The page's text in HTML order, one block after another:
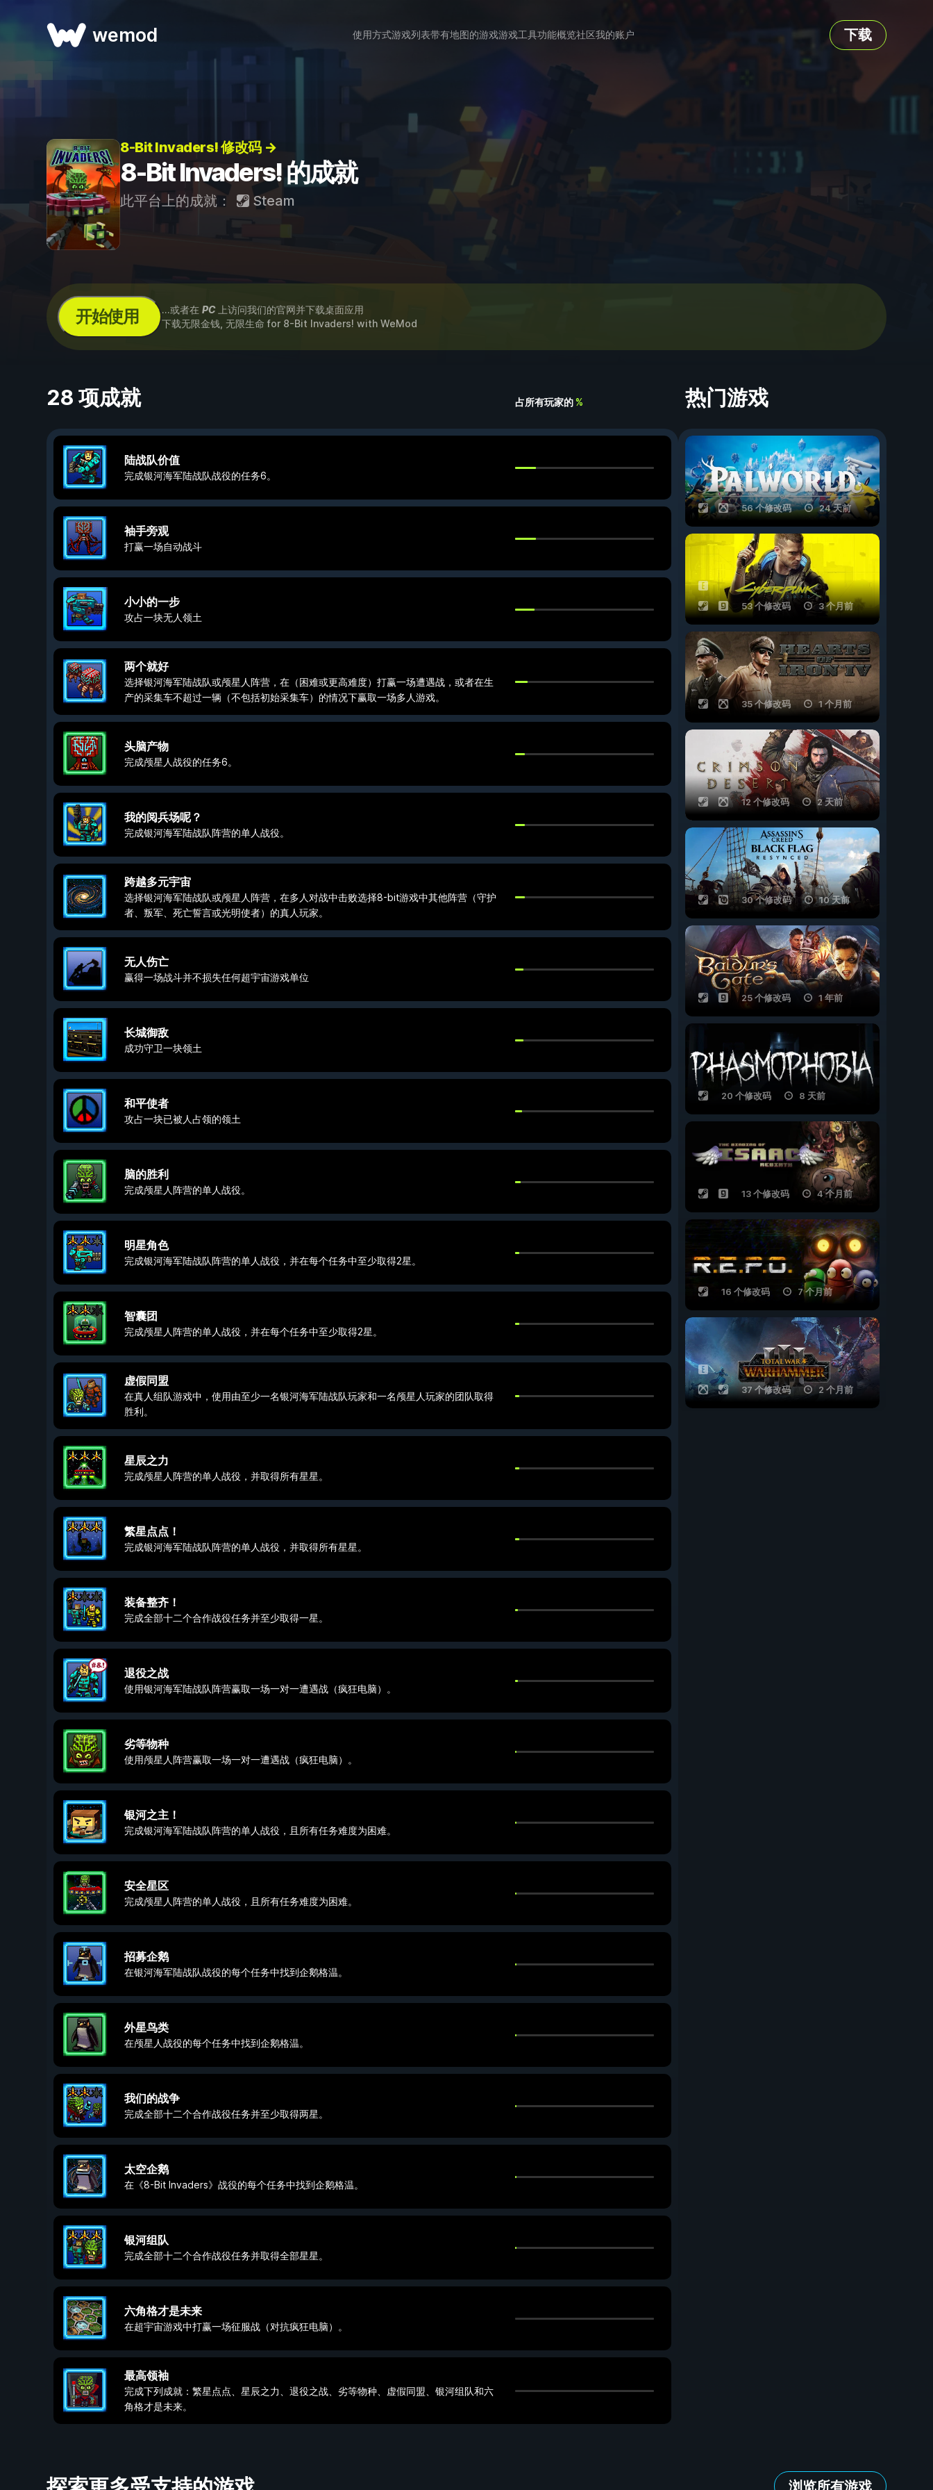
wemod 使用方式游戏列表带有地图的游戏游戏工具功能概览社区我的账户 下载
8-Bit Invaders! 修改码 →
8-Bit Invaders! 的成就
此平台上的成就： Steam
开始使用 ...或者在 PC上访问我们的官网并下载桌面应用
下载无限金钱, 无限生命 for 8-Bit Invaders! with WeMod
28 项成就 占所有玩家的%
陆战队价值
完成银河海军陆战队战役的任务6。
袖手旁观
打赢一场自动战斗
小小的一步
攻占一块无人领土
两个就好
选择银河海军陆战队或颅星人阵营，在（困难或更高难度）打赢一场遭遇战，或者在生
产的采集车不超过一辆（不包括初始采集车）的情况下赢取一场多人游戏。
头脑产物
完成颅星人战役的任务6。
我的阅兵场呢？
完成银河海军陆战队阵营的单人战役。
跨越多元宇宙
选择银河海军陆战队或颅星人阵营，在多人对战中击败选择8-bit游戏中其他阵营（守护
者、叛军、死亡誓言或光明使者）的真人玩家。
无人伤亡
赢得一场战斗并不损失任何超宇宙游戏单位
长城御敌
成功守卫一块领土
和平使者
攻占一块已被人占领的领土
脑的胜利
完成颅星人阵营的单人战役。
明星角色
完成银河海军陆战队阵营的单人战役，并在每个任务中至少取得2星。
智囊团
完成颅星人阵营的单人战役，并在每个任务中至少取得2星。
虚假同盟
在真人组队游戏中，使用由至少一名银河海军陆战队玩家和一名颅星人玩家的团队取得
胜利。
星辰之力
完成颅星人阵营的单人战役，并取得所有星星。
繁星点点！
完成银河海军陆战队阵营的单人战役，并取得所有星星。
装备整齐！
完成全部十二个合作战役任务并至少取得一星。
退役之战
使用银河海军陆战队阵营赢取一场一对一遭遇战（疯狂电脑）。
劣等物种
使用颅星人阵营赢取一场一对一遭遇战（疯狂电脑）。
银河之主！
完成银河海军陆战队阵营的单人战役，且所有任务难度为困难。
安全星区
完成颅星人阵营的单人战役，且所有任务难度为困难。
招募企鹅
在银河海军陆战队战役的每个任务中找到企鹅格温。
外星鸟类
在颅星人战役的每个任务中找到企鹅格温。
我们的战争
完成全部十二个合作战役任务并至少取得两星。
太空企鹅
在《8-Bit Invaders》战役的每个任务中找到企鹅格温。
银河组队
完成全部十二个合作战役任务并取得全部星星。
六角格才是未来
在超宇宙游戏中打赢一场征服战（对抗疯狂电脑）。
最高领袖
完成下列成就：繁星点点、星辰之力、退役之战、劣等物种、虚假同盟、银河组队和六
角格才是未来。
热门游戏
56 个修改码 24 天前
53 个修改码 3 个月前
35 个修改码 1 个月前
12 个修改码 2 天前
30 个修改码 10 天前
25 个修改码 1 年前
20 个修改码 8 天前
13 个修改码 4 个月前
16 个修改码 7 个月前
37 个修改码 2 个月前
浏览所有游戏